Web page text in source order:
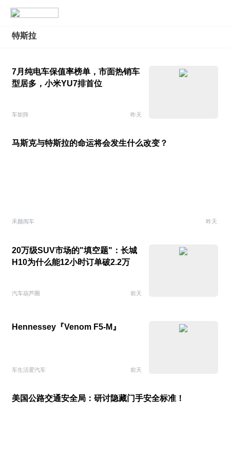
特斯拉
7月纯电车保值率榜单，市面热销车
型居多，小米YU7排首位
车矩阵 昨天
马斯克与特斯拉的命运将会发生什么改变？
禾颜阅车 昨天
20万级SUV市场的"填空题"：长城
H10为什么能12小时订单破2.2万
汽车葫芦圈 前天
Hennessey『Venom F5-M』
车生活爱汽车 前天
美国公路交通安全局：研讨隐藏门手安全标准！